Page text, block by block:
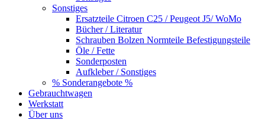
Sonstiges
Ersatzteile Citroen C25 / Peugeot J5/ WoMo
Bücher / Literatur
Schrauben Bolzen Normteile Befestigungsteile
Öle / Fette
Sonderposten
Aufkleber / Sonstiges
% Sonderangebote %
Gebrauchtwagen
Werkstatt
Über uns